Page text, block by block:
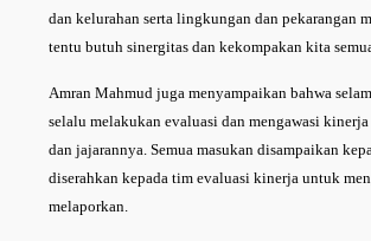
dan kelurahan serta lingkungan dan pekarangan
tentu butuh sinergitas dan kekompakan kita
Amran Mahmud juga menyampaikan bahwa
selalu melakukan evaluasi dan mengawasi
dan jajarannya. Semua masukan disampaikan
diserahkan kepada tim evaluasi kinerja untuk
melaporkan.